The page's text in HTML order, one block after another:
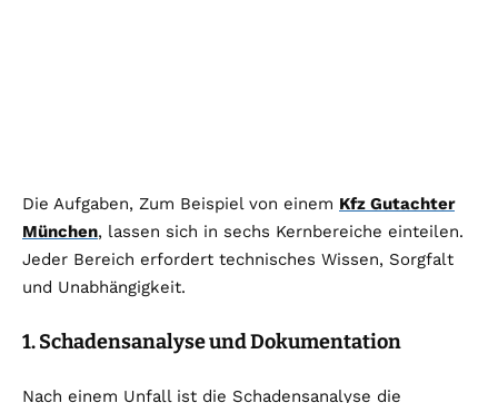
Die Aufgaben, Zum Beispiel von einem Kfz Gutachter
München, lassen sich in sechs Kernbereiche einteilen.
Jeder Bereich erfordert technisches Wissen, Sorgfalt
und Unabhängigkeit.
1. Schadensanalyse und Dokumentation
Nach einem Unfall ist die Schadensanalyse die